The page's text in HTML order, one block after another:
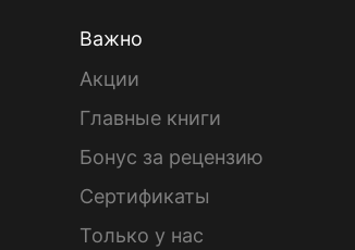
Важно
Акции
Главные книги
Бонус за рецензию
Сертификаты
Только у нас